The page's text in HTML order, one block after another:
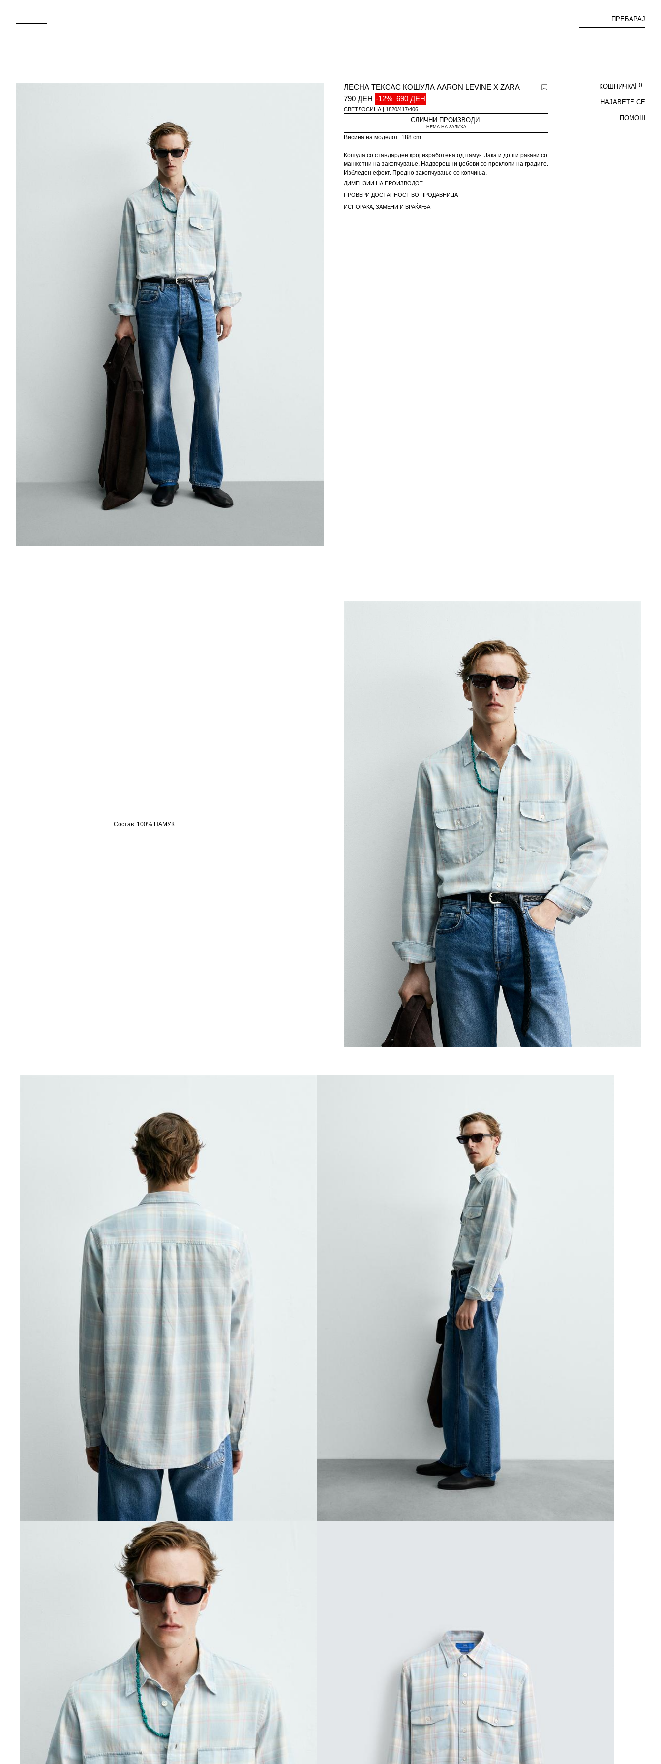
ПРЕБАРАЈ
КОШНИЧКА 0
НАЈАВЕТЕ СЕ
ПОМОШ
ЛЕСНА ТЕКСАС КОШУЛА AARON LEVINE X ZARA
790 ДЕН -12% 690 ДЕН
СВЕТЛОСИНА 1820/417/406
СЛИЧНИ ПРОИЗВОДИ
НЕМА НА ЗАЛИХА
Висина на моделот: 188 cm
Кошула со стандарден крој изработена од памук. Јака и долги ракави со
манжетни на закопчување. Надворешни џебови со преклопи на градите.
Избледен ефект. Предно закопчување со копчиња.
ДИМЕНЗИИ НА ПРОИЗВОДОТ
ПРОВЕРИ ДОСТАПНОСТ ВО ПРОДАВНИЦА
ИСПОРАКА, ЗАМЕНИ И ВРАЌАЊА
Состав: 100% ПАМУК